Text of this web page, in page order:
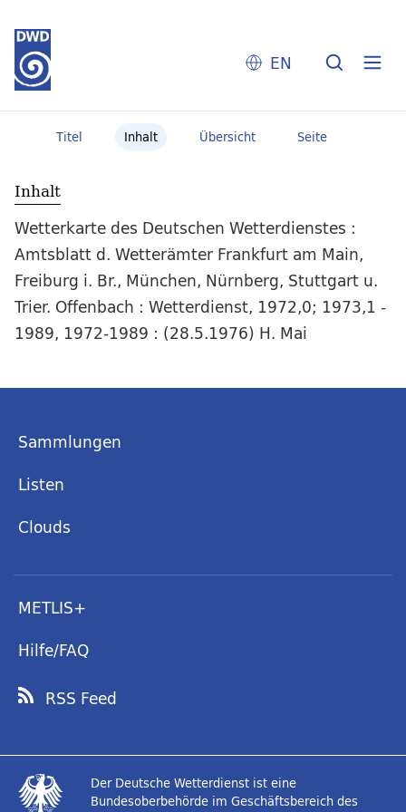
EN
Titel Inhalt Übersicht Seite
Inhalt
Wetterkarte des Deutschen Wetterdienstes :
Amtsblatt d. Wetterämter Frankfurt am Main,
Freiburg i. Br., München, Nürnberg, Stuttgart u.
Trier. Offenbach : Wetterdienst, 1972,0; 1973,1 -
1989, 1972-1989 : (28.5.1976) H. Mai
Sammlungen
Listen
Clouds
METLIS+
Hilfe/FAQ
RSS Feed
Der Deutsche Wetterdienst ist eine
Bundesoberbehörde im Geschäftsbereich des